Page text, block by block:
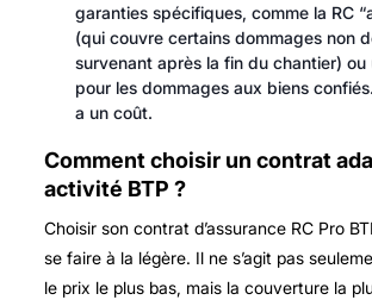
garanties spécifiques, comme la RC
(qui couvre certains dommages non
survenant après la fin du chantier) ou
pour les dommages aux biens
a un coût.
Comment choisir un contrat
activité BTP ?
Choisir son contrat d’assurance RC Pro
se faire à la légère. Il ne s’agit pas
le prix le plus bas, mais la couverture la